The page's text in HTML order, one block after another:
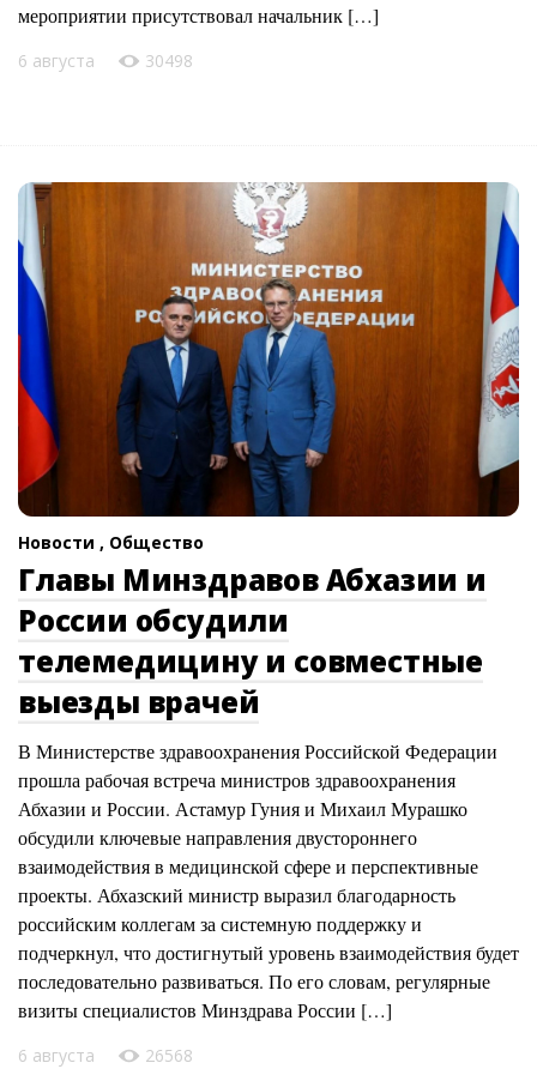
мероприятии присутствовал начальник […]
6 августа 30498
Новости , Общество
Главы Минздравов Абхазии и
России обсудили
телемедицину и совместные
выезды врачей
В Министерстве здравоохранения Российской Федерации
прошла рабочая встреча министров здравоохранения
Абхазии и России. Астамур Гуния и Михаил Мурашко
обсудили ключевые направления двустороннего
взаимодействия в медицинской сфере и перспективные
проекты. Абхазский министр выразил благодарность
российским коллегам за системную поддержку и
подчеркнул, что достигнутый уровень взаимодействия будет
последовательно развиваться. По его словам, регулярные
визиты специалистов Минздрава России […]
6 августа 26568